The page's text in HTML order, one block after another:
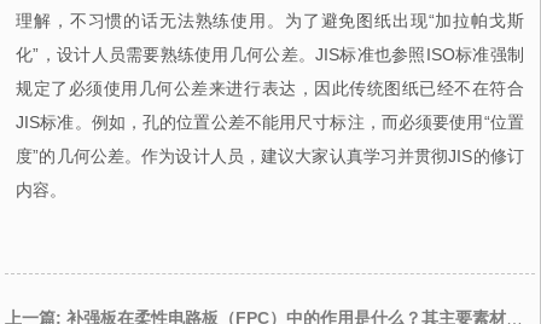
理解，不习惯的话无法熟练使用。为了避免图纸出现“加拉帕戈斯
化”，设计人员需要熟练使用几何公差。JIS标准也参照ISO标准强制
规定了必须使用几何公差来进行表达，因此传统图纸已经不在符合
JIS标准。例如，孔的位置公差不能用尺寸标注，而必须要使用“位置
度”的几何公差。作为设计人员，建议大家认真学习并贯彻JIS的修订
内容。